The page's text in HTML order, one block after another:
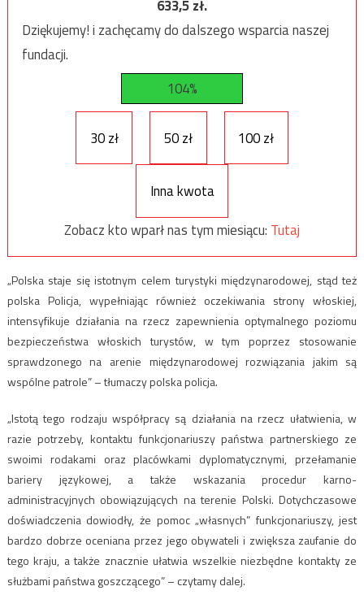
633,5zł.
Dziękujemy! i zachęcamy do dalszego wsparcia naszej
fundacji.
104%
30 zł 50 zł 100 zł
Inna kwota
Zobacz kto wparł nas tym miesiącu: Tutaj
„Polska staje się istotnym celem turystyki międzynarodowej, stąd też
polska Policja, wypełniając również oczekiwania strony włoskiej,
intensyfikuje działania na rzecz zapewnienia optymalnego poziomu
bezpieczeństwa włoskich turystów, w tym poprzez stosowanie
sprawdzonego na arenie międzynarodowej rozwiązania jakim są
wspólne patrole” – tłumaczy polska policja.
„Istotą tego rodzaju współpracy są działania na rzecz ułatwienia, w
razie potrzeby, kontaktu funkcjonariuszy państwa partnerskiego ze
swoimi rodakami oraz placówkami dyplomatycznymi, przełamanie
bariery językowej, a także wskazania procedur karno-
administracyjnych obowiązujących na terenie Polski. Dotychczasowe
doświadczenia dowiodły, że pomoc „własnych” funkcjonariuszy, jest
bardzo dobrze oceniana przez jego obywateli i zwiększa zaufanie do
tego kraju, a także znacznie ułatwia wszelkie niezbędne kontakty ze
służbami państwa goszczącego” – czytamy dalej.